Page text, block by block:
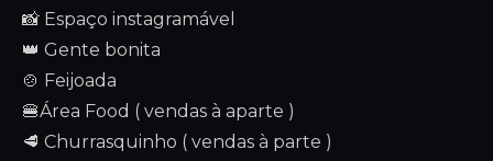
📸 Espaço instagramável
👑 Gente bonita
🍲 Feijoada
🍔Área Food ( vendas à aparte )
🥩 Churrasquinho ( vendas à parte )